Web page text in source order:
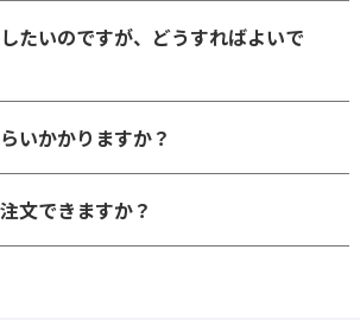
たいのですが、どうすればよいで
いかかりますか？
文できますか？